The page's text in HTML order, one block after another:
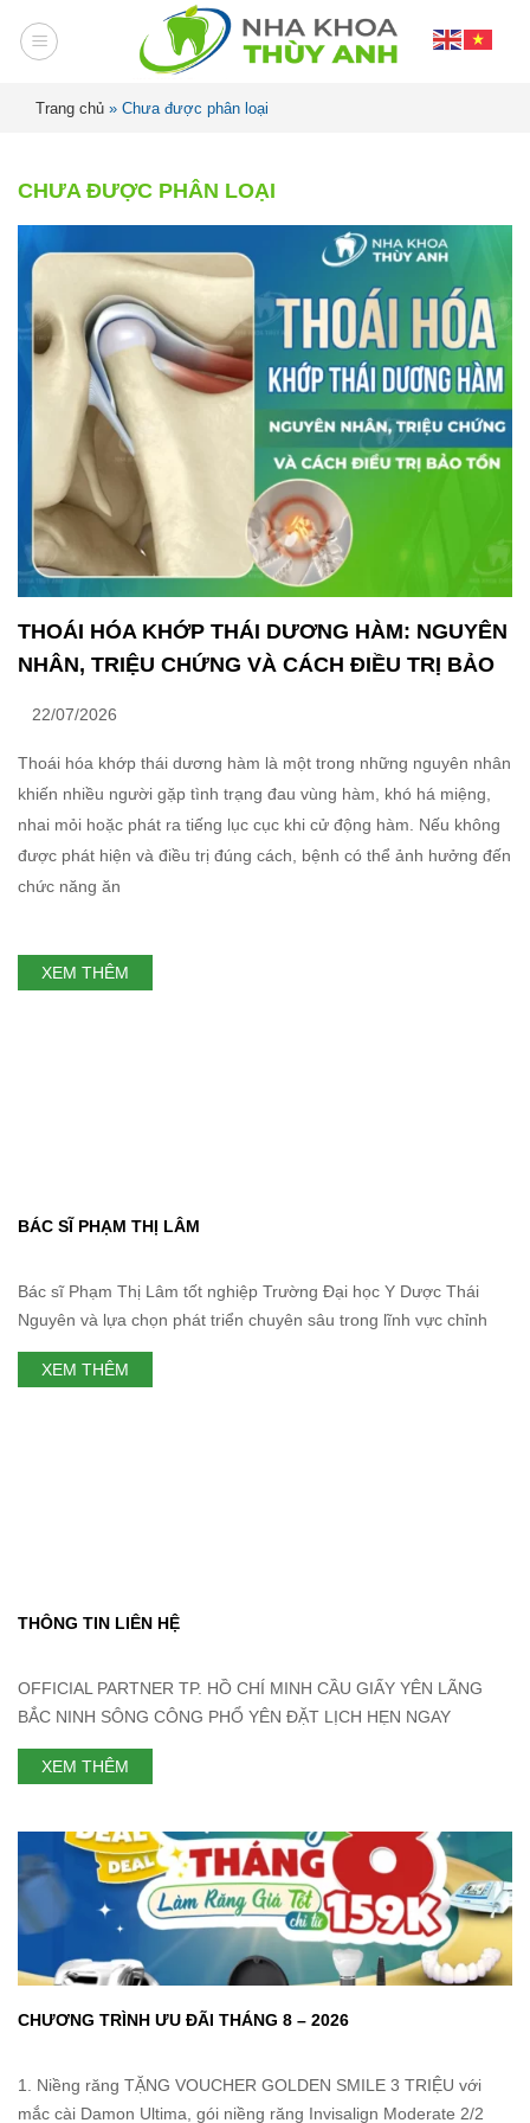
Trang chủ » Chưa được phân loại
CHƯA ĐƯỢC PHÂN LOẠI
THOÁI HÓA KHỚP THÁI DƯƠNG HÀM: NGUYÊN
NHÂN, TRIỆU CHỨNG VÀ CÁCH ĐIỀU TRỊ BẢO
22/07/2026
Thoái hóa khớp thái dương hàm là một trong những nguyên nhân
khiến nhiều người gặp tình trạng đau vùng hàm, khó há miệng,
nhai mỏi hoặc phát ra tiếng lục cục khi cử động hàm. Nếu không
được phát hiện và điều trị đúng cách, bệnh có thể ảnh hưởng đến
chức năng ăn
XEM THÊM
BÁC SĨ PHẠM THỊ LÂM
Bác sĩ Phạm Thị Lâm tốt nghiệp Trường Đại học Y Dược Thái
Nguyên và lựa chọn phát triển chuyên sâu trong lĩnh vực chỉnh
nha. Trong quá trình làm việc, bác sĩ Lâm đã tích lũy nhiều kinh
nghiệm điều trị các ca sai lệch răng và khớp cắn ở nhiều mức độ
XEM THÊM
THÔNG TIN LIÊN HỆ
OFFICIAL PARTNER TP. HỒ CHÍ MINH CẦU GIẤY YÊN LÃNG
BẮC NINH SÔNG CÔNG PHỔ YÊN ĐẶT LỊCH HẸN NGAY
XEM THÊM
CHƯƠNG TRÌNH ƯU ĐÃI THÁNG 8 – 2026
1. Niềng răng TẶNG VOUCHER GOLDEN SMILE 3 TRIỆU với
mắc cài Damon Ultima, gói niềng răng Invisalign Moderate 2/2